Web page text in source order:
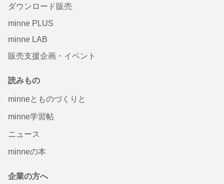
ダウンロード販売
minne PLUS
minne LAB
販売支援企画・イベント
読みもの
minneとものづくりと
minne学習帖
ニュース
minneの本
企業の方へ